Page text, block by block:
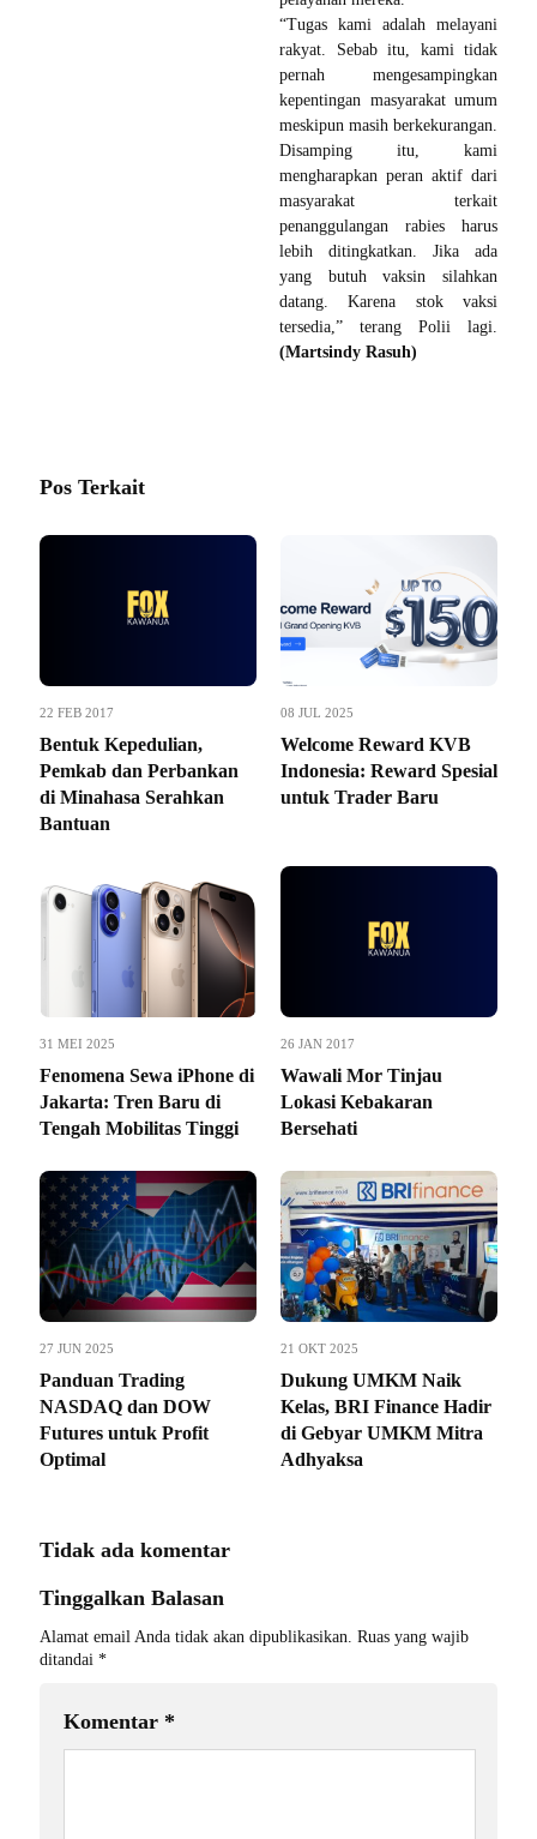
“Tugas kami adalah melayani
rakyat. Sebab itu, kami tidak
pernah mengesampingkan
kepentingan masyarakat umum
meskipun masih berkekurangan.
Disamping itu, kami
mengharapkan peran aktif dari
masyarakat terkait
penanggulangan rabies harus
lebih ditingkatkan. Jika ada
yang butuh vaksin silahkan
datang. Karena stok vaksi
tersedia,” terang Polii lagi.
(Martsindy Rasuh)
Pos Terkait
22 FEB 2017
Bentuk Kepedulian,
Pemkab dan Perbankan
di Minahasa Serahkan
Bantuan
08 JUL 2025
Welcome Reward KVB
Indonesia: Reward Spesial
untuk Trader Baru
31 MEI 2025
Fenomena Sewa iPhone di
Jakarta: Tren Baru di
Tengah Mobilitas Tinggi
26 JAN 2017
Wawali Mor Tinjau
Lokasi Kebakaran
Bersehati
27 JUN 2025
Panduan Trading
NASDAQ dan DOW
Futures untuk Profit
Optimal
21 OKT 2025
Dukung UMKM Naik
Kelas, BRI Finance Hadir
di Gebyar UMKM Mitra
Adhyaksa
Tidak ada komentar
Tinggalkan Balasan
Alamat email Anda tidak akan dipublikasikan. Ruas yang wajib
ditandai *
Komentar *